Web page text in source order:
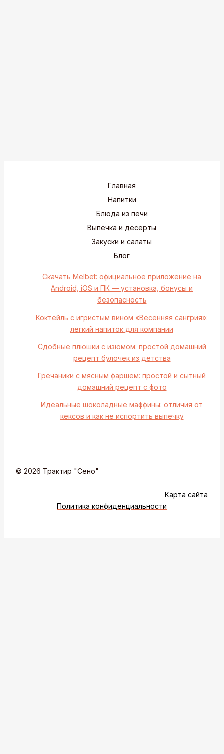
Главная
Напитки
Блюда из печи
Выпечка и десерты
Закуски и салаты
Блог
Скачать Melbet: официальное приложение на
Android, iOS и ПК — установка, бонусы и
безопасность
Коктейль с игристым вином «Весенняя сангрия»:
легкий напиток для компании
Сдобные плюшки с изюмом: простой домашний
рецепт булочек из детства
Гречаники с мясным фаршем: простой и сытный
домашний рецепт с фото
Идеальные шоколадные маффины: отличия от
кексов и как не испортить выпечку
© 2026 Трактир "Сено"
Карта сайта
Политика конфиденциальности